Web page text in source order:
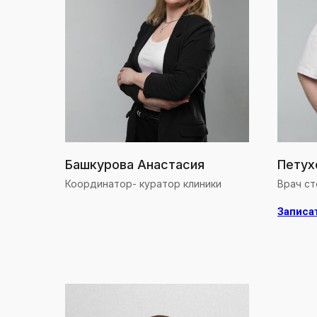
Башкурова Анастасия
Координатор- куратор клиники Врач